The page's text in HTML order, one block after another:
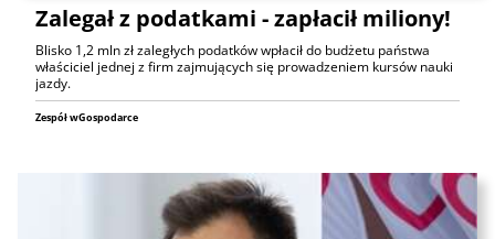
Zalegał z podatkami - zapłacił miliony!
Blisko 1,2 mln zł zaległych podatków wpłacił do budżetu państwa
właściciel jednej z firm zajmujących się prowadzeniem kursów nauki
jazdy.
Zespół wGospodarce